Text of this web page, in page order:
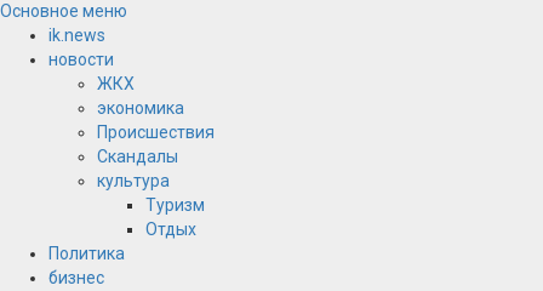
Основное меню
ik.news
новости
ЖКХ
экономика
Происшествия
Скандалы
культура
Туризм
Отдых
Политика
бизнес